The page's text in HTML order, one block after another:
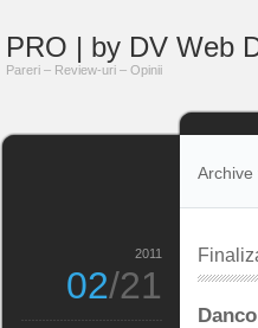
PRO | by DV Web
Pareri – Review-uri – Opinii
Archive
2011
02/21